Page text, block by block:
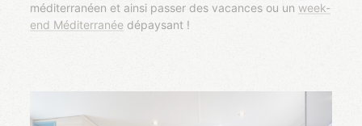
méditerranéen et ainsi passer des vacances ou un week-
end Méditerranée dépaysant !